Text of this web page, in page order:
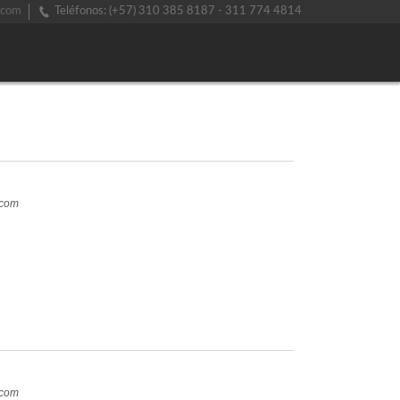
Teléfonos: (+57) 310 385 8187 - 311 774 4814